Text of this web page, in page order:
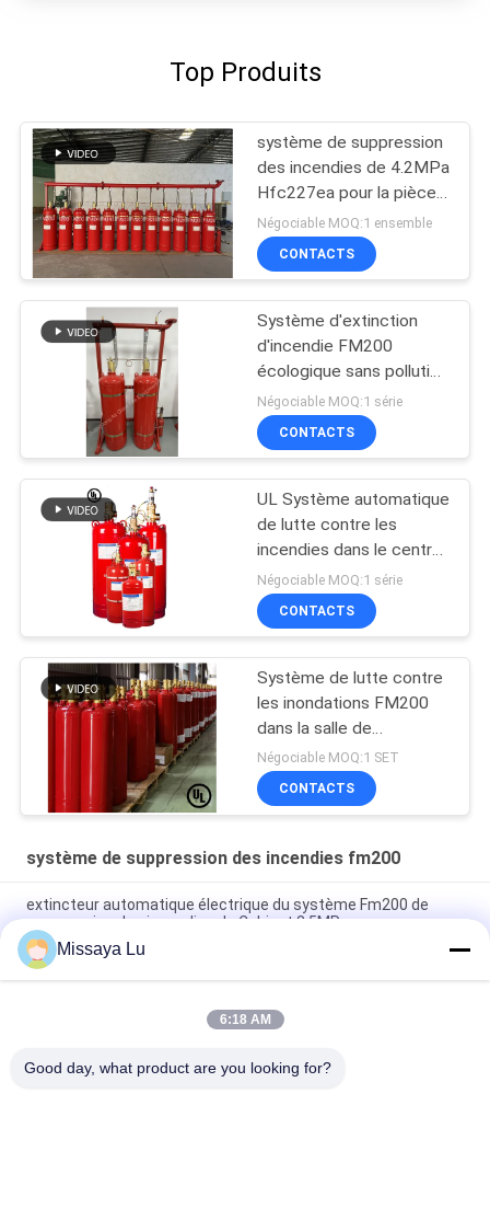
Top Produits
système de suppression
des incendies de 4.2MPa
Hfc227ea pour la pièce
de télécommunication
Négociable MOQ:1 ensemble
CONTACTS
Système d'extinction
d'incendie FM200
écologique sans pollution
Pour les archives
Négociable MOQ:1 série
CONTACTS
UL Système automatique
de lutte contre les
incendies dans le centre
de données FM200
Négociable MOQ:1 série
CONTACTS
Système de lutte contre
les inondations FM200
dans la salle de
télécommunication
Négociable MOQ:1 SET
CONTACTS
système de suppression des incendies fm200
extincteur automatique électrique du système Fm200 de
suppression des incendies du Cabinet 2.5MPa
Système d'extinction non corrosif du gaz Fm200 sans C.C 24V
1.6A de pollution
Système d'extinction d'incendie HFC227ea sans pollution pour
Missaya Lu
6:18 AM
Good day, what product are you looking for?